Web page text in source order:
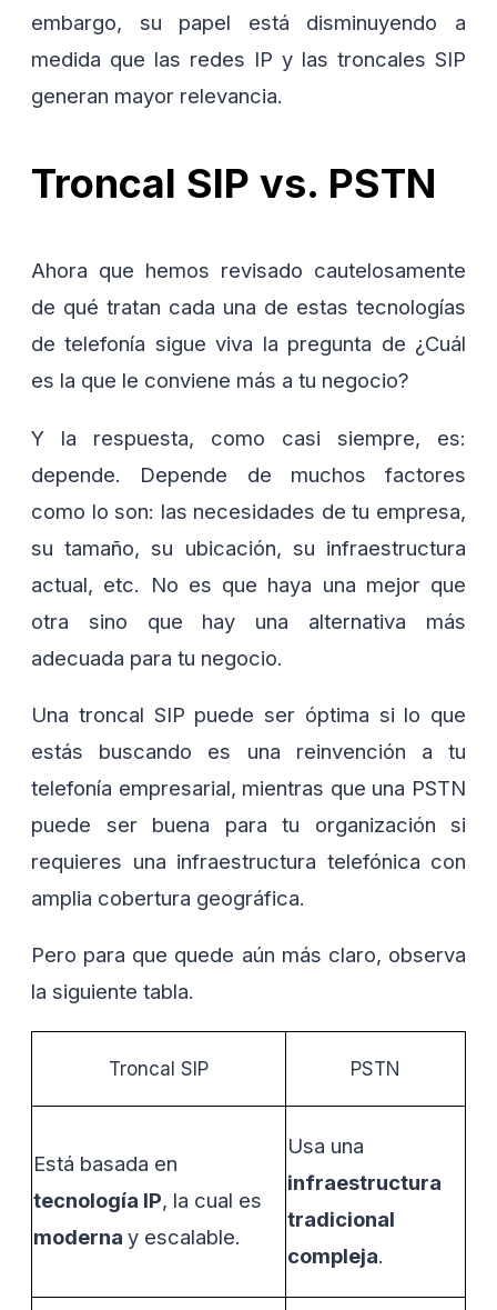
embargo, su papel está disminuyendo a
medida que las redes IP y las troncales SIP
generan mayor relevancia.
Troncal SIP vs. PSTN
Ahora que hemos revisado cautelosamente
de qué tratan cada una de estas tecnologías
de telefonía sigue viva la pregunta de ¿Cuál
es la que le conviene más a tu negocio?
Y la respuesta, como casi siempre, es:
depende. Depende de muchos factores
como lo son: las necesidades de tu empresa,
su tamaño, su ubicación, su infraestructura
actual, etc. No es que haya una mejor que
otra sino que hay una alternativa más
adecuada para tu negocio.
Una troncal SIP puede ser óptima si lo que
estás buscando es una reinvención a tu
telefonía empresarial, mientras que una PSTN
puede ser buena para tu organización si
requieres una infraestructura telefónica con
amplia cobertura geográfica.
Pero para que quede aún más claro, observa
la siguiente tabla.
Troncal SIP PSTN
Está basada en
tecnología IP, la cual es
moderna y escalable.
Usa una
infraestructura
tradicional
compleja.